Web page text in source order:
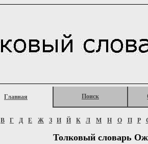
Главная Поиск
В Г Д Е Ж З И Й К Л М Н О П Р
Толковый словарь